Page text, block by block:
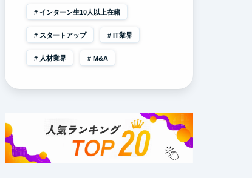
インターン生10人以上在籍
スタートアップ IT業界
人材業界 M&A